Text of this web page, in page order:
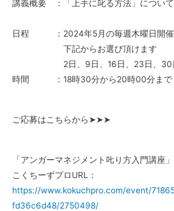
講義概要 ：「上手に叱る方法」につい
日程 ：2024年5月の毎週木曜日開催
下記からお選び頂けます
2日、9日、16日、23日、30
時間 ：18時30分から20時00分まで
ご応募はこちらから➤➤➤
「アンガーマネジメント𠮟り方入門講座」
こくちーずプロURL：
https://www.kokuchpro.com/event/
fd36c6d48/2750498/